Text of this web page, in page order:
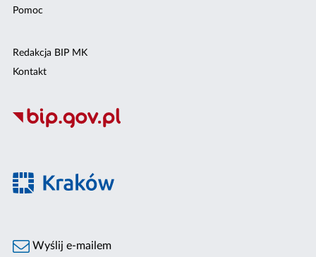
Pomoc
Redakcja BIP MK
Kontakt
Wyślij e-mailem